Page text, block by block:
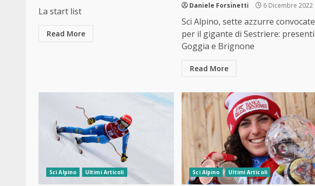
La start list
Read More
Daniele Forsinetti 6 Dicembre 2022
Sci Alpino, sette azzurre convocate
per il gigante di Sestriere: presenti
Goggia e Brignone
Read More
Sci Alpino Ultimi Articoli Sci Alpino Ultimi Articoli